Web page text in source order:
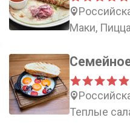
Маки,
Теплые